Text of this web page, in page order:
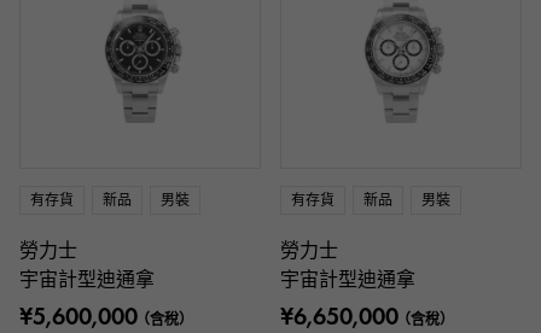
有存貨 新品 男裝
勞力士
宇宙計型迪通拿
¥5,600,000（含稅）
有存貨 新品 男裝
勞力士
宇宙計型迪通拿
¥6,650,000（含稅）